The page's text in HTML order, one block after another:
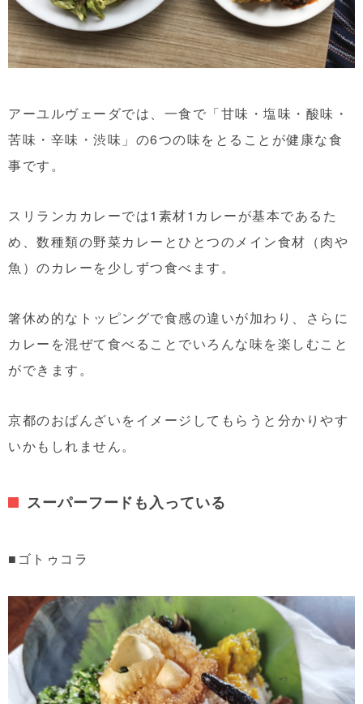
アーユルヴェーダでは、一食で「甘味・塩味・酸味・
苦味・辛味・渋味」の6つの味をとることが健康な食
事です。
スリランカカレーでは1素材1カレーが基本であるた
め、数種類の野菜カレーとひとつのメイン食材（肉や
魚）のカレーを少しずつ食べます。
箸休め的なトッピングで食感の違いが加わり、さらに
カレーを混ぜて食べることでいろんな味を楽しむこと
ができます。
京都のおばんざいをイメージしてもらうと分かりやす
いかもしれません。
スーパーフードも入っている
■ゴトゥコラ